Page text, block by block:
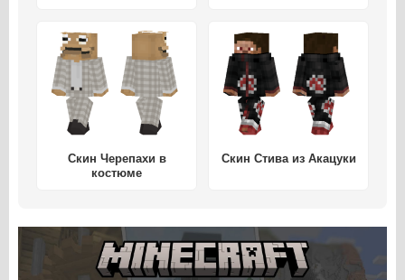
Скин Черепахи в
костюме
Скин Стива из Акацуки